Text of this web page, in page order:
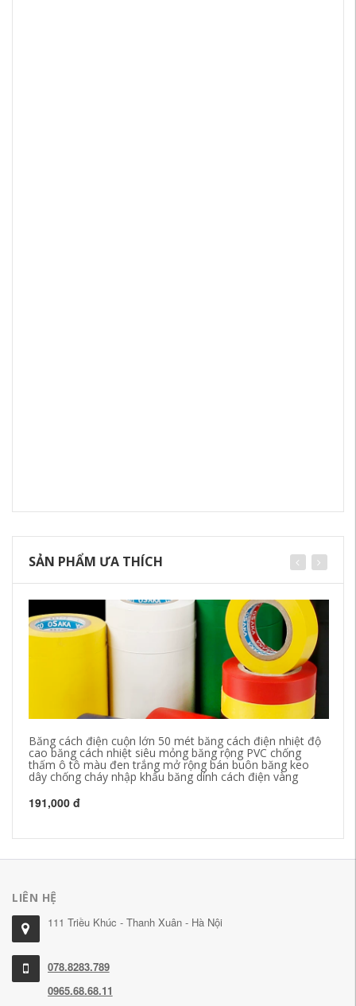
SẢN PHẨM ƯA THÍCH
Băng cách điện cuộn lớn 50 mét băng cách điện nhiệt độ
cao băng cách nhiệt siêu mỏng băng rộng PVC chống
thấm ô tô màu đen trắng mở rộng bán buôn băng keo
dây chống cháy nhập khẩu băng dính cách điện vàng
191,000 đ
LIÊN HỆ
111 Triều Khúc - Thanh Xuân - Hà Nội
078.8283.789
0965.68.68.11